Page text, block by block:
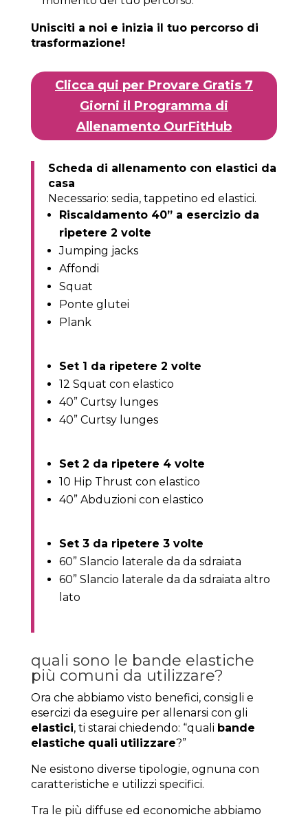
Unisciti a noi e inizia il tuo percorso di
trasformazione!
Clicca qui per Provare Gratis 7
Giorni il Programma di
Allenamento OurFitHub
Scheda di allenamento con elastici da
casa
Necessario: sedia, tappetino ed elastici.
Riscaldamento 40” a esercizio da
ripetere 2 volte
Jumping jacks
Affondi
Squat
Ponte glutei
Plank
Set 1 da ripetere 2 volte
12 Squat con elastico
40” Curtsy lunges
40” Curtsy lunges
Set 2 da ripetere 4 volte
10 Hip Thrust con elastico
40” Abduzioni con elastico
Set 3 da ripetere 3 volte
60” Slancio laterale da da sdraiata
60” Slancio laterale da da sdraiata altro
lato
quali sono le bande elastiche
più comuni da utilizzare?
Ora che abbiamo visto benefici, consigli e
esercizi da eseguire per allenarsi con gli
elastici, ti starai chiedendo: “quali bande
elastiche quali utilizzare?”
Ne esistono diverse tipologie, ognuna con
caratteristiche e utilizzi specifici.
Tra le più diffuse ed economiche abbiamo